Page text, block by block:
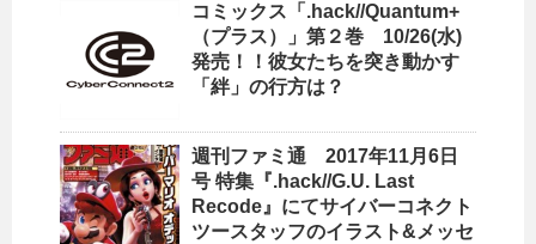
コミックス「.hack//Quantum+
（プラス）」第２巻 10/26(水)
発売！！彼女たちを突き動かす
「絆」の行方は？
週刊ファミ通 2017年11月6日
号 特集『.hack//G.U. Last
Recode』にてサイバーコネクト
ツースタッフのイラスト&メッセ